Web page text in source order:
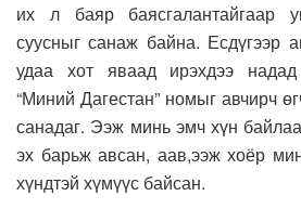
их л баяр баясгалантайгаар
суусныг санаж байна. Есдүгээр
удаа хот яваад ирэхдээ
“Миний Дагестан” номыг авчирч
санадаг. Ээж минь эмч хүн
эх барьж авсан, аав,ээж хоёр
хүндтэй хүмүүс байсан.